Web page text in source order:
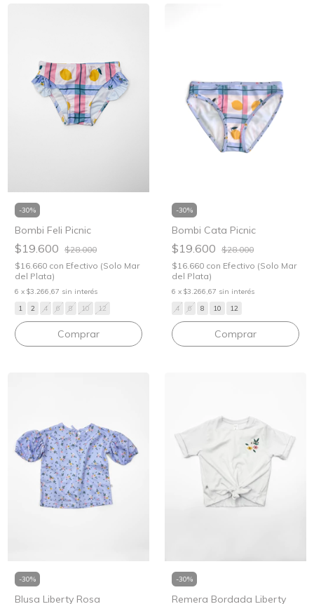
-30%
Bombi Feli Picnic
$19.600 $28.000
$16.660 con Efectivo (Solo Mar
del Plata)
6 x $3.266,67 sin interés
1
2 4 6 8 10 12
Comprar
-30%
Bombi Cata Picnic
$19.600 $28.000
$16.660 con Efectivo (Solo Mar
del Plata)
6 x $3.266,67 sin interés
4
6 8 10 12
Comprar
-30%
Blusa Liberty Rosa
-30%
Remera Bordada Liberty